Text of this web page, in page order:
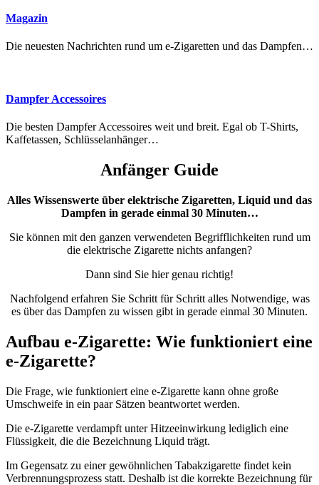
Magazin
Die neuesten Nachrichten rund um e-Zigaretten und das Dampfen…
Dampfer Accessoires
Die besten Dampfer Accessoires weit und breit. Egal ob T-Shirts,
Kaffetassen, Schlüsselanhänger…
Anfänger Guide
Alles Wissenswerte über elektrische Zigaretten, Liquid und das
Dampfen in gerade einmal 30 Minuten…
Sie können mit den ganzen verwendeten Begrifflichkeiten rund um
die elektrische Zigarette nichts anfangen?
Dann sind Sie hier genau richtig!
Nachfolgend erfahren Sie Schritt für Schritt alles Notwendige, was
es über das Dampfen zu wissen gibt in gerade einmal 30 Minuten.
Aufbau e-Zigarette: Wie funktioniert eine
e-Zigarette?
Die Frage, wie funktioniert eine e-Zigarette kann ohne große
Umschweife in ein paar Sätzen beantwortet werden.
Die e-Zigarette verdampft unter Hitzeeinwirkung lediglich eine
Flüssigkeit, die die Bezeichnung Liquid trägt.
Im Gegensatz zu einer gewöhnlichen Tabakzigarette findet kein
Verbrennungsprozess statt. Deshalb ist die korrekte Bezeichnung für